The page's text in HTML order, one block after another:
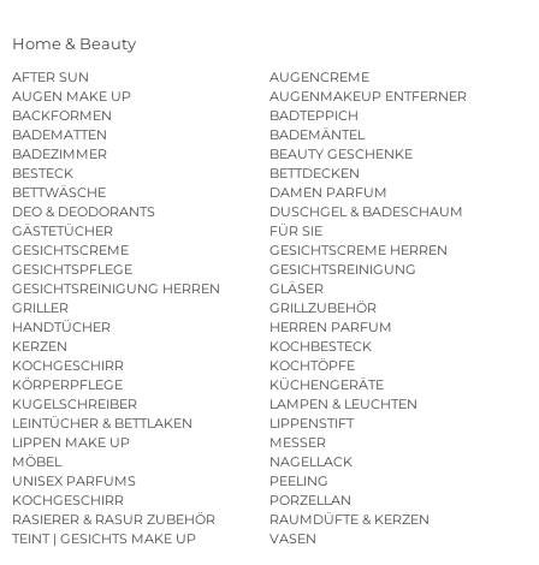
Home & Beauty
AFTER SUN
AUGENCREME
AUGEN MAKE UP
AUGENMAKEUP ENTFERNER
BACKFORMEN
BADTEPPICH
BADEMATTEN
BADEMÄNTEL
BADEZIMMER
BEAUTY GESCHENKE
BESTECK
BETTDECKEN
BETTWÄSCHE
DAMEN PARFUM
DEO & DEODORANTS
DUSCHGEL & BADESCHAUM
GÄSTETÜCHER
FÜR SIE
GESICHTSCREME
GESICHTSCREME HERREN
GESICHTSPFLEGE
GESICHTSREINIGUNG
GESICHTSREINIGUNG HERREN
GLÄSER
GRILLER
GRILLZUBEHÖR
HANDTÜCHER
HERREN PARFUM
KERZEN
KOCHBESTECK
KOCHGESCHIRR
KOCHTÖPFE
KÖRPERPFLEGE
KÜCHENGERÄTE
KUGELSCHREIBER
LAMPEN & LEUCHTEN
LEINTÜCHER & BETTLAKEN
LIPPENSTIFT
LIPPEN MAKE UP
MESSER
MÖBEL
NAGELLACK
UNISEX PARFUMS
PEELING
KOCHGESCHIRR
PORZELLAN
RASIERER & RASUR ZUBEHÖR
RAUMDÜFTE & KERZEN
TEINT | GESICHTS MAKE UP
VASEN